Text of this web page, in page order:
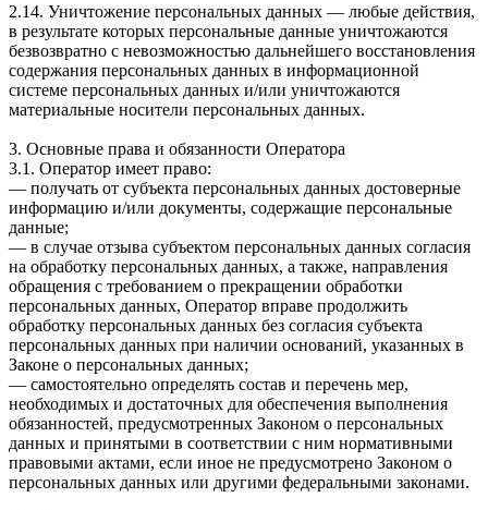
2.14. Уничтожение персональных данных — любые действия,
в результате которых персональные данные уничтожаются
безвозвратно с невозможностью дальнейшего восстановления
содержания персональных данных в информационной
системе персональных данных и/или уничтожаются
материальные носители персональных данных.
3. Основные права и обязанности Оператора
3.1. Оператор имеет право:
— получать от субъекта персональных данных достоверные
информацию и/или документы, содержащие персональные
данные;
— в случае отзыва субъектом персональных данных согласия
на обработку персональных данных, а также, направления
обращения с требованием о прекращении обработки
персональных данных, Оператор вправе продолжить
обработку персональных данных без согласия субъекта
персональных данных при наличии оснований, указанных в
Законе о персональных данных;
— самостоятельно определять состав и перечень мер,
необходимых и достаточных для обеспечения выполнения
обязанностей, предусмотренных Законом о персональных
данных и принятыми в соответствии с ним нормативными
правовыми актами, если иное не предусмотрено Законом о
персональных данных или другими федеральными законами.